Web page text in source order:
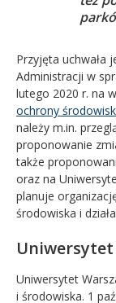
Przyjęta uchwała
Administracji w
lutego 2020 r. na
ochrony
należy m.in.
proponowanie
także
oraz na
planuje
środowiska i
Uniwersytet
i środowiska. 1